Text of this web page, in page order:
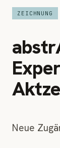
ZEICHNUNG
Neue